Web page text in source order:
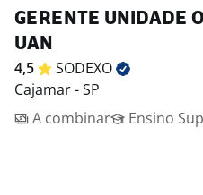
GERENTE UNIDADE
UAN
4,5
SODEXO
Cajamar - SP
A combinar
Ensino